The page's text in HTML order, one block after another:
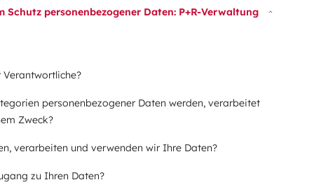
Schutz personenbezogener Daten: P+R-Verwaltung
Verantwortliche?
personenbezogener Daten werden, verarbeitet
Zweck?
verarbeiten und verwenden wir Ihre Daten?
zu Ihren Daten?